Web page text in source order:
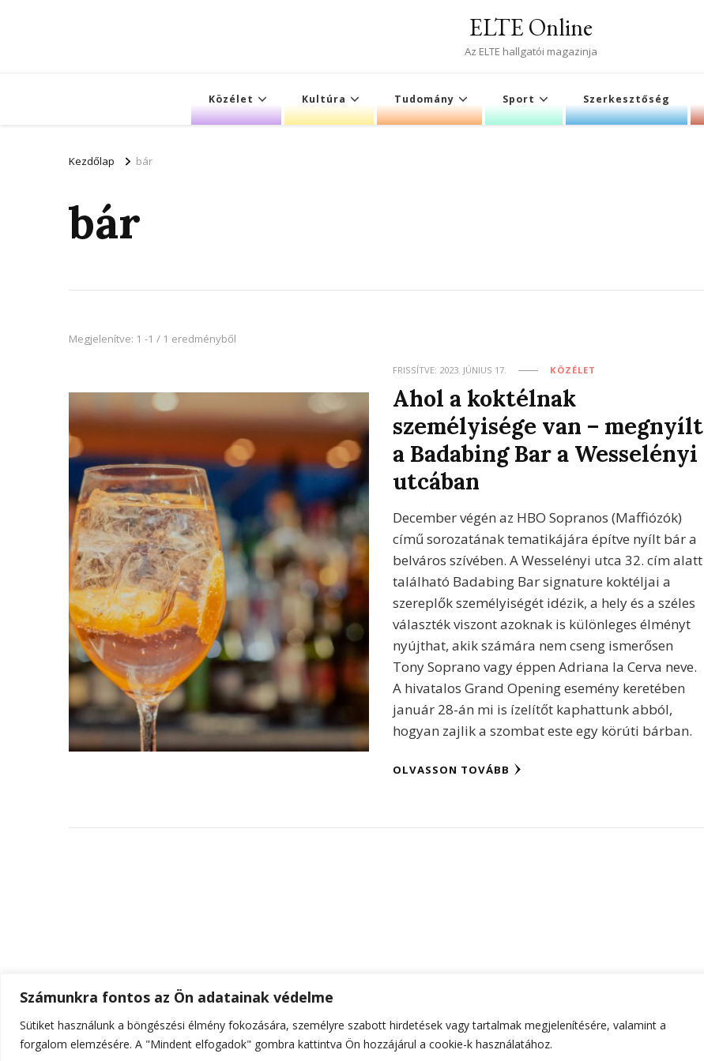
Számunkra fontos az Ön adatainak védelme
Sütiket használunk a böngészési élmény fokozására, személyre szabott hirdetések vagy tartalmak megjelenítésére, valamint a
forgalom elemzésére. A "Mindent elfogadok" gombra kattintva Ön hozzájárul a cookie-k használatához.
ELTE Online
Az ELTE hallgatói magazinja
Közélet Kultúra Tudomány Sport Szerkesztőség
Kezdőlap bár
bár
Megjelenítve: 1 -1 / 1 eredményből
FRISSÍTVE: 2023. JÚNIUS 17. KÖZÉLET
Ahol a koktélnak
személyisége van – megnyílt
a Badabing Bar a Wesselényi
utcában
December végén az HBO Sopranos (Maffiózók)
című sorozatának tematikájára építve nyílt bár a
belváros szívében. A Wesselényi utca 32. cím alatt
található Badabing Bar signature koktéljai a
szereplők személyiségét idézik, a hely és a széles
választék viszont azoknak is különleges élményt
nyújthat, akik számára nem cseng ismerősen
Tony Soprano vagy éppen Adriana la Cerva neve.
A hivatalos Grand Opening esemény keretében
január 28-án mi is ízelítőt kaphattunk abból,
hogyan zajlik a szombat este egy körúti bárban.
OLVASSON TOVÁBB
© Szerzői jog 2026ELTE Online . Minden jog fenntartva.Hello Fashion | Fejlesztette